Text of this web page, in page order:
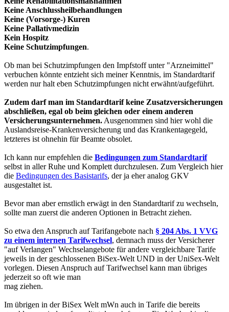
Keine Anschlussheilbehandlungen
Keine (Vorsorge-) Kuren
Keine Pallativmedizin
Kein Hospitz
Keine Schutzimpfungen.
Ob man bei Schutzimpfungen den Impfstoff unter "Arzneimittel"
verbuchen könnte entzieht sich meiner Kenntnis, im Standardtarif
werden nur halt eben Schutzimpfungen nicht erwähnt/aufgeführt.
Zudem darf man im Standardtarif keine Zusatzversicherungen
abschließen, egal ob beim gleichen oder einem anderen
Versicherungsunternehmen. Ausgenommen sind hier wohl die
Auslandsreise-Krankenversicherung und das Krankentagegeld,
letzteres ist ohnehin für Beamte obsolet.
Ich kann nur empfehlen die Bedingungen zum Standardtarif
selbst in aller Ruhe und Komplett durchzulesen. Zum Vergleich hier
die Bedingungen des Basistarifs, der ja eher analog GKV
ausgestaltet ist.
Bevor man aber ernstlich erwägt in den Standardtarif zu wechseln,
sollte man zuerst die anderen Optionen in Betracht ziehen.
So etwa den Anspruch auf Tarifangebote nach § 204 Abs. 1 VVG
zu einem internen Tarifwechsel, demnach muss der Versicherer
"auf Verlangen" Wechselangebote für andere vergleichbare Tarife
jeweils in der geschlossenen BiSex-Welt UND in der UniSex-Welt
vorlegen. Diesen Anspruch auf Tarifwechsel kann man übriges
jederzeit so oft wie man
mag ziehen.
Im übrigen in der BiSex Welt mWn auch in Tarife die bereits